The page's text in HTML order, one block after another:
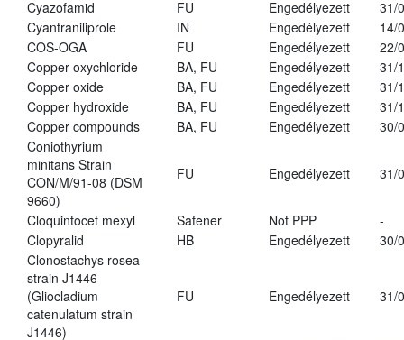
Cyazofamid
FU Engedélyezett
31/
Cyantraniliprole
IN Engedélyezett
14/
COS-OGA
FU Engedélyezett
22/
Copper oxychloride
BA, FU Engedélyezett
31/
Copper oxide
BA, FU Engedélyezett
31/
Copper hydroxide
BA, FU Engedélyezett
31/
Copper compounds
BA, FU Engedélyezett
30/
Coniothyrium
minitans Strain
CON/M/91-08 (DSM
9660)
FU Engedélyezett 31/
Cloquintocet mexyl Safener Not PPP
-
Clopyralid
HB Engedélyezett
30/
Clonostachys rosea
strain J1446
(Gliocladium
catenulatum strain
J1446)
FU Engedélyezett 31/